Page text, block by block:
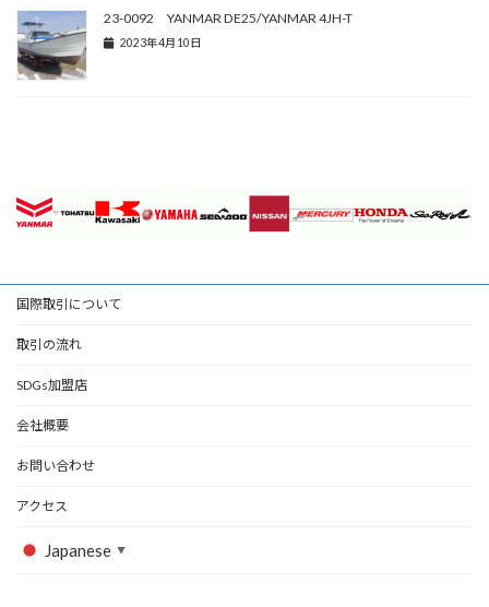
23-0092 YANMAR DE25/YANMAR 4JH-T
2023年4月10日
国際取引について
取引の流れ
SDGs加盟店
会社概要
お問い合わせ
アクセス
Japanese ▼